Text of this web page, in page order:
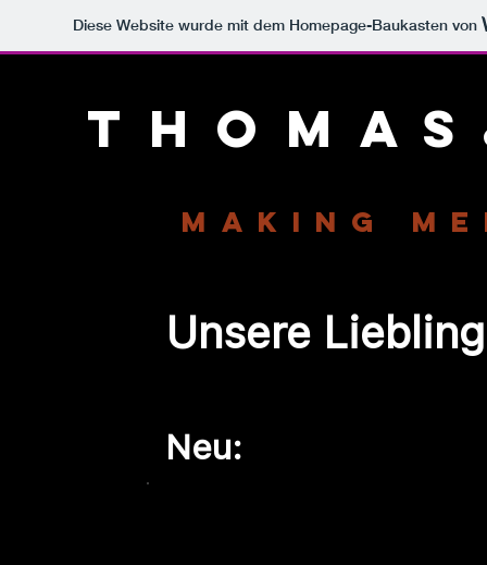
Diese Website wurde mit dem Homepage-Baukasten von
Making
Unsere
Neu: